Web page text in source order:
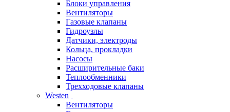
Блоки управления
Вентиляторы
Газовые клапаны
Гидроузлы
Датчики, электроды
Кольца, прокладки
Насосы
Расширительные баки
Теплообменники
Трехходовые клапаны
Westen
Вентиляторы